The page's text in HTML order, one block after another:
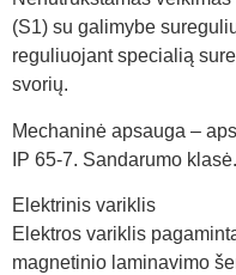
(S1) su galimybe
reguliuojant specialią
svorių.
Mechaninė apsauga –
IP 65-7. Sandarumo klasė.
Elektrinis variklis
Elektros variklis
magnetinio laminavimo